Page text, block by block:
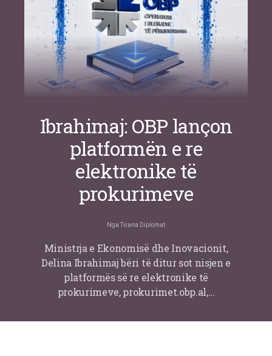
Ibrahimaj: OBP lançon
platformën e re
elektronike të
prokurimeve
Nga Tirana Diplomat
Ministrja e Ekonomisë dhe Inovacionit,
Delina Ibrahimaj bëri të ditur sot nisjen e
platformës së re elektronike të
prokurimeve, prokurimet.obp.al,…